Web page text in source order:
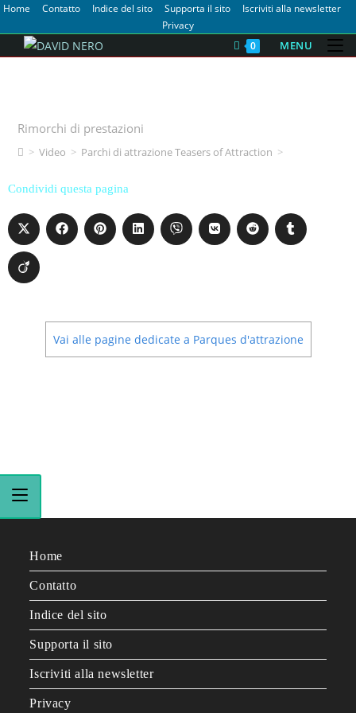
Home Contatto Indice del sito Supporta il sito
Iscriviti alla newsletter
Privacy
0
MENU
Rimorchi di prestazioni
> Video > Parchi di attrazione Teasers of Attraction >
Condividi questa pagina
Vai alle pagine dedicate a Parques d'attrazione
Home
Contatto
Indice del sito
Supporta il sito
Iscriviti alla newsletter
Privacy